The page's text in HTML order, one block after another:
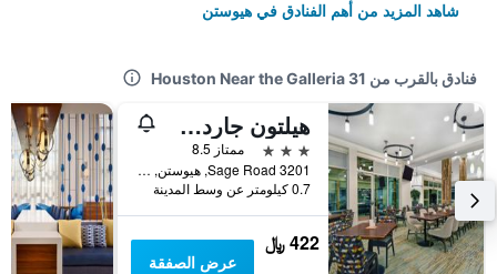
شاهد المزيد من أهم الفنادق في هيوستن
فنادق بالقرب من 31 Houston Near the Galleria
هيلتون جاردن إن هيوستن/ جاليريا إريا
3 نجوم
ممتاز 8.5
3201 Sage Road, هيوستن, TX, الولايات المتحدة الأميريكية
0.7 كيلومتر عن وسط المدينة
422 ﷼
عرض الصفقة